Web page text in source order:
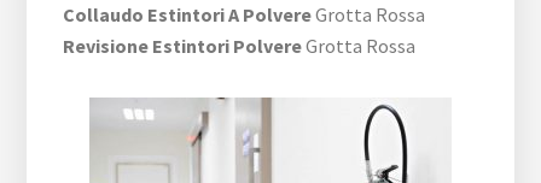
Collaudo Estintori A PolvereGrotta Rossa
Revisione Estintori PolvereGrotta Rossa